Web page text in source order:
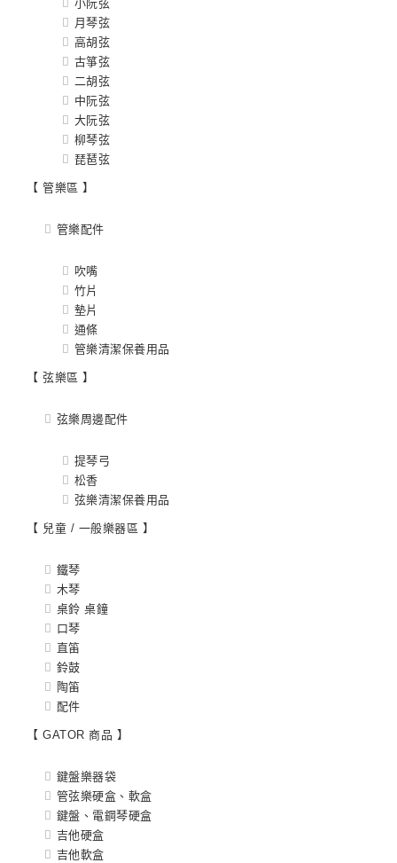
小阮弦
月琴弦
高胡弦
古箏弦
二胡弦
中阮弦
大阮弦
柳琴弦
琵琶弦
【 管樂區 】
管樂配件
吹嘴
竹片
墊片
通條
管樂清潔保養用品
【 弦樂區 】
弦樂周邊配件
提琴弓
松香
弦樂清潔保養用品
【 兒童 / 一般樂器區 】
鐵琴
木琴
桌鈴 桌鐘
口琴
直笛
鈴鼓
陶笛
配件
【 GATOR 商品 】
鍵盤樂器袋
管弦樂硬盒、軟盒
鍵盤、電鋼琴硬盒
吉他硬盒
吉他軟盒